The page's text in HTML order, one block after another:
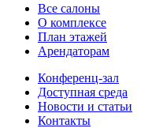
Все салоны
О комплексе
План этажей
Арендаторам
Конференц-зал
Доступная среда
Новости и статьи
Контакты